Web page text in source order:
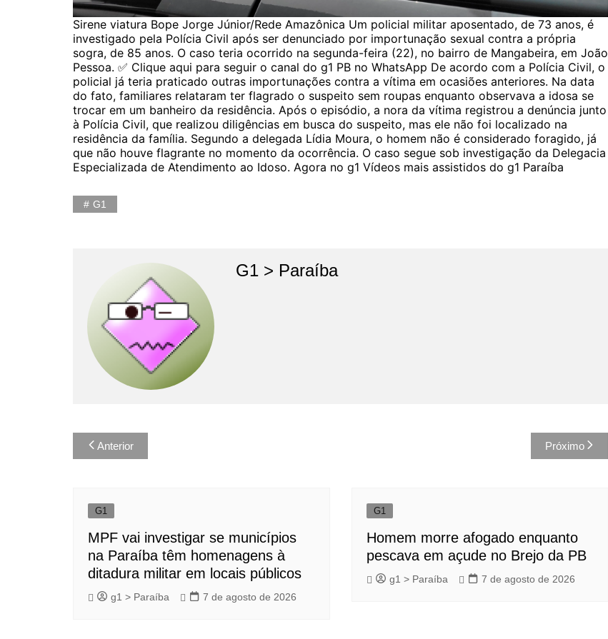
Sirene viatura Bope Jorge Júnior/Rede Amazônica Um policial militar aposentado, de 73 anos, é
investigado pela Polícia Civil após ser denunciado por importunação sexual contra a própria
sogra, de 85 anos. O caso teria ocorrido na segunda-feira (22), no bairro de Mangabeira, em João
Pessoa. ✅ Clique aqui para seguir o canal do g1 PB no WhatsApp De acordo com a Polícia Civil, o
policial já teria praticado outras importunações contra a vítima em ocasiões anteriores. Na data
do fato, familiares relataram ter flagrado o suspeito sem roupas enquanto observava a idosa se
trocar em um banheiro da residência. Após o episódio, a nora da vítima registrou a denúncia junto
à Polícia Civil, que realizou diligências em busca do suspeito, mas ele não foi localizado na
residência da família. Segundo a delegada Lídia Moura, o homem não é considerado foragido, já
que não houve flagrante no momento da ocorrência. O caso segue sob investigação da Delegacia
Especializada de Atendimento ao Idoso. Agora no g1 Vídeos mais assistidos do g1 Paraíba
G1
G1 > Paraíba
Navegação
de
Anterior Próximo
G1
MPF vai investigar se municípios
na Paraíba têm homenagens à
ditadura militar em locais públicos
g1 > Paraíba 7 de agosto de 2026
G1
Homem morre afogado enquanto
pescava em açude no Brejo da PB
g1 > Paraíba 7 de agosto de 2026